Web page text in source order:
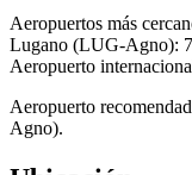
Aeropuertos más
Lugano (LUG-Agno):
Aeropuerto
Aeropuerto
Agno).